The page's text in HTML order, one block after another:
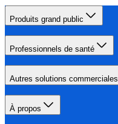
Produits grand public
Professionnels de santé
Autres solutions commerciales
À propos